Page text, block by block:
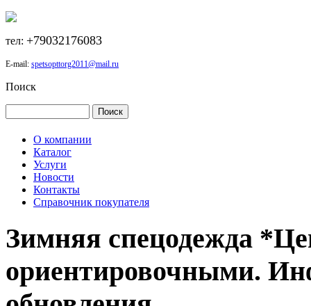
тел: +79032176083
E-mail: spetsopttorg2011@mail.ru
Поиск
О компании
Каталог
Услуги
Новости
Контакты
Справочник покупателя
Зимняя спецодежда
ориентировочными.